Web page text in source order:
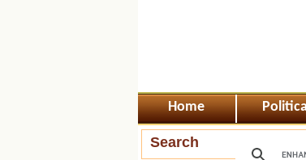
Home
Search